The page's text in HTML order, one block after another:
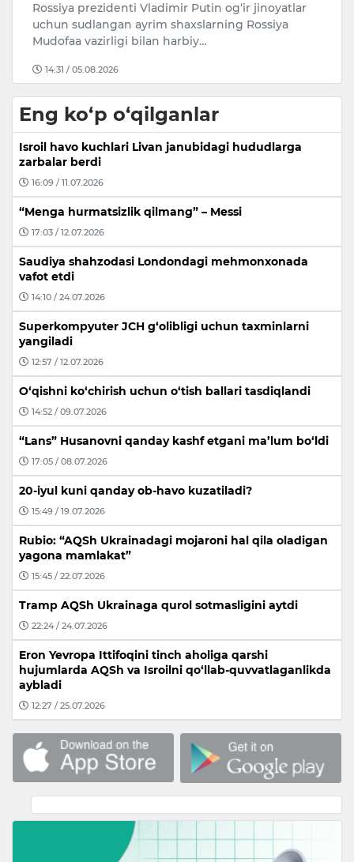
Rossiya prezidenti Vladimir Putin og‘ir jinoyatlar
uchun sudlangan ayrim shaxslarning Rossiya
Mudofaa vazirligi bilan harbiy…
14:31 / 05.08.2026
Eng ko‘p o‘qilganlar
Isroil havo kuchlari Livan janubidagi hududlarga
zarbalar berdi
16:09 / 11.07.2026
“Menga hurmatsizlik qilmang” – Messi
17:03 / 12.07.2026
Saudiya shahzodasi Londondagi mehmonxonada
vafot etdi
14:10 / 24.07.2026
Superkompyuter JCH g‘olibligi uchun taxminlarni
yangiladi
12:57 / 12.07.2026
O‘qishni ko‘chirish uchun o‘tish ballari tasdiqlandi
14:52 / 09.07.2026
“Lans” Husanovni qanday kashf etgani ma’lum bo‘ldi
17:05 / 08.07.2026
20-iyul kuni qanday ob-havo kuzatiladi?
15:49 / 19.07.2026
Rubio: “AQSh Ukrainadagi mojaroni hal qila oladigan
yagona mamlakat”
15:45 / 22.07.2026
Tramp AQSh Ukrainaga qurol sotmasligini aytdi
22:24 / 24.07.2026
Eron Yevropa Ittifoqini tinch aholiga qarshi
hujumlarda AQSh va Isroilni qo‘llab-quvvatlaganlikda
aybladi
12:27 / 25.07.2026